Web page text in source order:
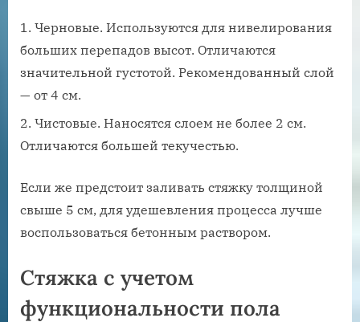
Черновые. Используются для нивелирования
больших перепадов высот. Отличаются
значительной густотой. Рекомендованный слой
— от 4 см.
Чистовые. Наносятся слоем не более 2 см.
Отличаются большей текучестью.
Если же предстоит заливать стяжку толщиной
свыше 5 см, для удешевления процесса лучше
воспользоваться бетонным раствором.
Стяжка с учетом
функциональности пола